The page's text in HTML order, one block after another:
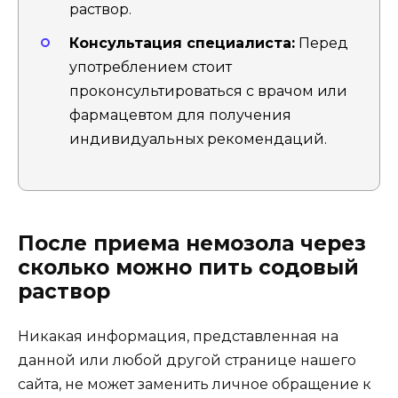
раствор.
Консультация специалиста: Перед
употреблением стоит
проконсультироваться с врачом или
фармацевтом для получения
индивидуальных рекомендаций.
После приема немозола через
сколько можно пить содовый
раствор
Никакая информация, представленная на
данной или любой другой странице нашего
сайта, не может заменить личное обращение к